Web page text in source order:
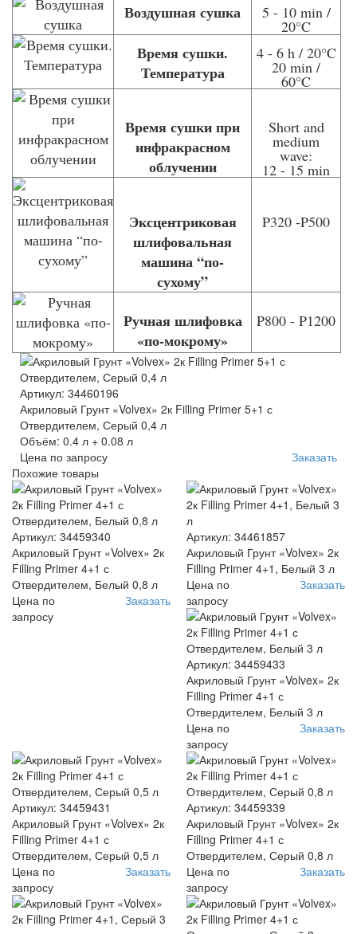
Воздушная сушка 5 - 10 min /
20°C
Время сушки.
Температура
4 - 6 h / 20°C
20 min /
60°C
Время сушки при
инфракрасном
облучении
Short and
medium
wave:
12 - 15 min
Эксцентриковая
шлифовальная
машина “по-
сухому”
P320 -P500
Ручная шлифовка
«по-мокрому»
P800 - P1200
Артикул: 34460196
Акриловый Грунт «Volvex» 2к Filling Primer 5+1 с
Отвердителем, Серый 0,4 л
Объём: 0.4 л + 0.08 л
Цена по запросу
Заказать
Похожие товары
Артикул: 34459340
Акриловый Грунт «Volvex» 2к
Filling Primer 4+1 с
Отвердителем, Белый 0,8 л
Цена по
запросу
Заказать
Артикул: 34461857
Акриловый Грунт «Volvex» 2к
Filling Primer 4+1, Белый 3 л
Цена по
запросу
Заказать
Артикул: 34459433
Акриловый Грунт «Volvex» 2к
Filling Primer 4+1 с
Отвердителем, Белый 3 л
Цена по
запросу
Заказать
Артикул: 34459431
Акриловый Грунт «Volvex» 2к
Filling Primer 4+1 с
Отвердителем, Серый 0,5 л
Цена по
запросу
Заказать
Артикул: 34459339
Акриловый Грунт «Volvex» 2к
Filling Primer 4+1 с
Отвердителем, Серый 0,8 л
Цена по
запросу
Заказать